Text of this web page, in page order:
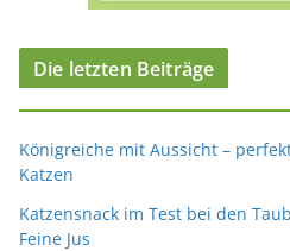
Die letzten Beiträge
Königreiche mit Aussicht –
Katzen
Katzensnack im Test bei den
Feine Jus